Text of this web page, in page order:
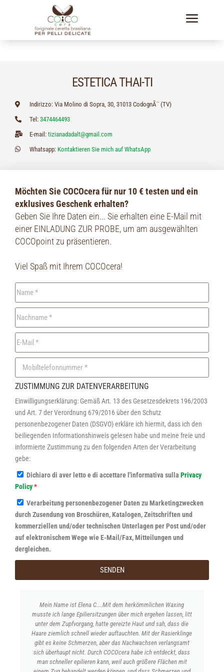
a
ESTETICA THAI-TI
Indirizzo: Via Molino di Sopra, 30, 31013 CodognÃ¨ (TV)
Tel:3474464493
E-mail:tizianadadalt@gmail.com
Whatsapp: Kontaktieren Sie mich auf WhatsApp
Möchten Sie COCOcera für nur 10 € testen und ein
exklusives Geschenk erhalten?
Geben Sie Ihre Daten ein... Sie erhalten eine E-Mail mit
einer EINLADUNG ZUR PROBE, um am ausgewählten
COCOpoint zu präsentieren.
Viel Spaß mit Ihrem COCOcera!
ZUSTIMMUNG ZUR DATENVERARBEITUNG
Einwilligungserklärung: Gemäß Art. 13 des Gesetzesdekrets 196/2003
und Art. 7 der Verordnung 679/2016 über den Schutz
personenbezogener Daten (DSGVO) erkläre ich hiermit, dass ich den
beiliegenden Informationshinweis gelesen habe und meine freie und
informierte Zustimmung zu den folgenden Arten der Verarbeitung
gebe:
Dichiaro di aver letto e di accettare l'informativa sulla Privacy
Policy*
Verarbeitung personenbezogener Daten zu Marketingzwecken
durch Zusendung von Broschüren, Katalogen, Zeitschriften und
kommerziellen und/oder technischen Unterlagen per Post und/oder
auf elektronischem Wege wie E-Mail/Fax, Mitteilungen und
dergleichen.
SENDEN
Mein Name ist Elena C....Mit dem herkömmlichen Waxing
musste ich lange Epiliersitzungen über mich ergehen lassen, litt
unter dem Zupfvorgang, hatte gereizte Haut und sah, dass die
Haare ziemlich schnell wieder auftauchten. Mit der Rasierklinge
gibt es keine Schmerzen, aber das Nachwachsen verlangsamt
sich überhaupt nicht. Durch COCOcera habe ich entdeckt, dass
man schneller epilieren kann, weil auch größere Flächen mit